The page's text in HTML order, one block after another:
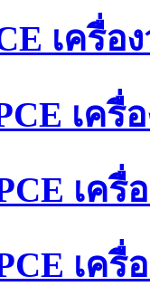
เครื่
เค
เค
เค